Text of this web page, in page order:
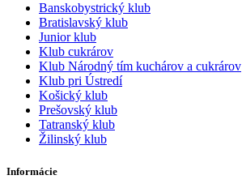
Banskobystrický klub
Bratislavský klub
Junior klub
Klub cukrárov
Klub Národný tím kuchárov a cukrárov
Klub pri Ústredí
Košický klub
Prešovský klub
Tatranský klub
Žilinský klub
Informácie